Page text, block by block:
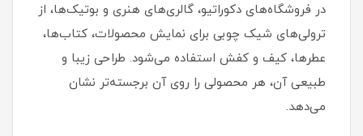
در فروشگاه‌های دکوراتیو، گالری‌های هنری و بوتیک‌ها، از
ترولی‌های شیک چوبی برای نمایش محصولات، کتاب‌ها،
عطرها، کیف و کفش استفاده می‌شود. طراحی زیبا و
طبیعی آن، هر محصولی را روی آن برجسته‌تر نشان
می‌دهد.